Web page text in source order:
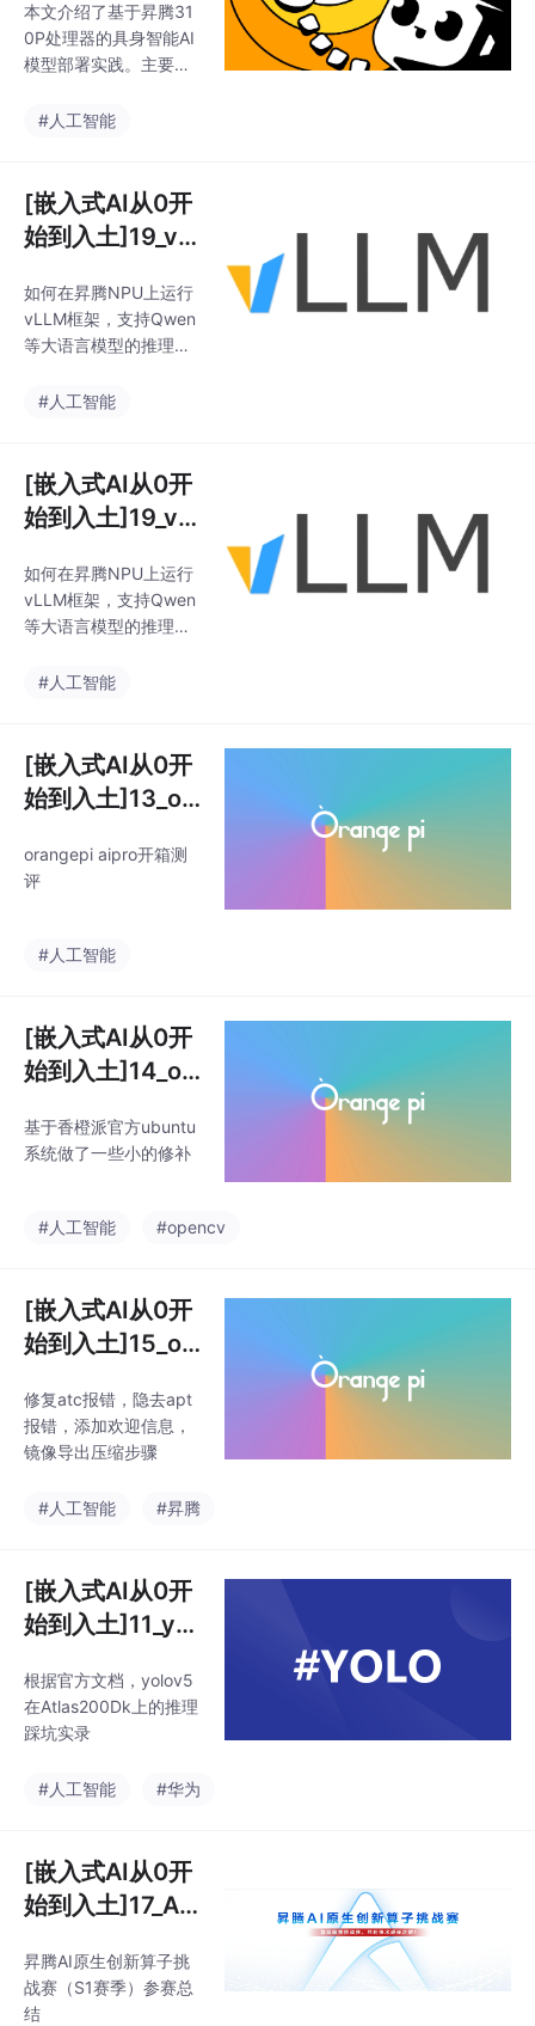
在资源受限的机器人平
台上部署具身智能系统
的完整流程，涉及Pyth
安装、模型转换等关键
模式的ACT模型
部署实践
本文介绍了基于昇腾31
0P处理器的具身智能AI
模型部署实践。主要内
（香橙派AI Station开发
模型下载（ACT动作分
块Transformer模型）
和代码部署（lerobot框
在资源受限的机器人平
台上部署具身智能系统
的完整流程，涉及Pyth
安装、模型转换等关键
#人工智能
[嵌入式AI从0开
始到入土]19_vll
验（通过源码安
装）
如何在昇腾NPU上运行
vLLM框架，支持Qwen
等大语言模型的推理任
配置、问题排查和性能
视频教程同步推进。
#人工智能
[嵌入式AI从0开
始到入土]19_vll
验（通过源码安
装）
如何在昇腾NPU上运行
vLLM框架，支持Qwen
等大语言模型的推理任
配置、问题排查和性能
视频教程同步推进。
#人工智能
[嵌入式AI从0开
始到入土]13_or
箱测评
orangepi aipro开箱测
评
#人工智能
[嵌入式AI从0开
始到入土]14_or
修补含yolov7多
线程案例
基于香橙派官方ubuntu
系统做了一些小的修补
#人工智能 #opencv
[嵌入式AI从0开
始到入土]15_or
迎界面、ATC b
ug修复、镜像导
修复atc报错，隐去apt
报错，添加欢迎信息，
镜像导出压缩步骤
#人工智能 #昇腾
[嵌入式AI从0开
始到入土]11_yol
理
根据官方文档，yolov5
在Atlas200Dk上的推理
踩坑实录
#人工智能 #华为
[嵌入式AI从0开
始到入土]17_As
发
昇腾AI原生创新算子挑
战赛（S1赛季）参赛总
结